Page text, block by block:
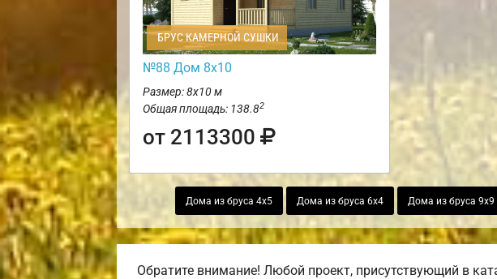
БРУС КАМЕРНОЙ СУШКИ
№88 Дом 8х10
Размер: 8х10 м
Общая площадь: 138.82
от 2113300
Дома из бруса 4х5 Дома из бруса 6х4 Дома из бруса 9х9
Обратите внимание! Любой проект, присутствующий в